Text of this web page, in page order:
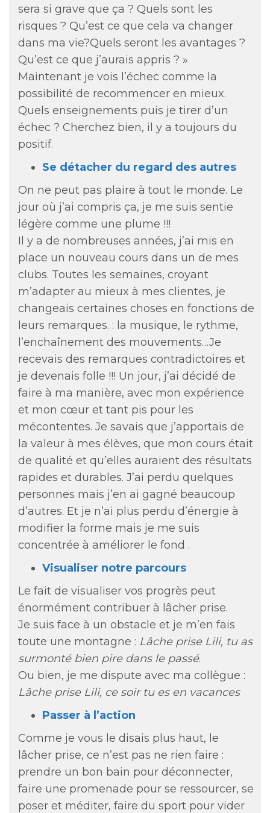
sera si grave que ça ? Quels sont les
risques ? Qu’est ce que cela va changer
dans ma vie?Quels seront les avantages ?
Qu’est ce que j’aurais appris ? »
Maintenant je vois l’échec comme la
possibilité de recommencer en mieux.
Quels enseignements puis je tirer d’un
échec ? Cherchez bien, il y a toujours du
positif.
Se détacher du regard des autres
On ne peut pas plaire à tout le monde. Le
jour où j’ai compris ça, je me suis sentie
légère comme une plume !!!
Il y a de nombreuses années, j’ai mis en
place un nouveau cours dans un de mes
clubs. Toutes les semaines, croyant
m’adapter au mieux à mes clientes, je
changeais certaines choses en fonctions de
leurs remarques. : la musique, le rythme,
l’enchaînement des mouvements…Je
recevais des remarques contradictoires et
je devenais folle !!! Un jour, j’ai décidé de
faire à ma manière, avec mon expérience
et mon cœur et tant pis pour les
mécontentes. Je savais que j’apportais de
la valeur à mes élèves, que mon cours était
de qualité et qu’elles auraient des résultats
rapides et durables. J’ai perdu quelques
personnes mais j’en ai gagné beaucoup
d’autres. Et je n’ai plus perdu d’énergie à
modifier la forme mais je me suis
concentrée à améliorer le fond .
Visualiser notre parcours
Le fait de visualiser vos progrès peut
énormément contribuer à lâcher prise.
Je suis face à un obstacle et je m’en fais
toute une montagne : Lâche prise Lili, tu as
surmonté bien pire dans le passé.
Ou bien, je me dispute avec ma collègue :
Lâche prise Lili, ce soir tu es en vacances
Passer à l’action
Comme je vous le disais plus haut, le
lâcher prise, ce n’est pas ne rien faire :
prendre un bon bain pour déconnecter,
faire une promenade pour se ressourcer, se
poser et méditer, faire du sport pour vider